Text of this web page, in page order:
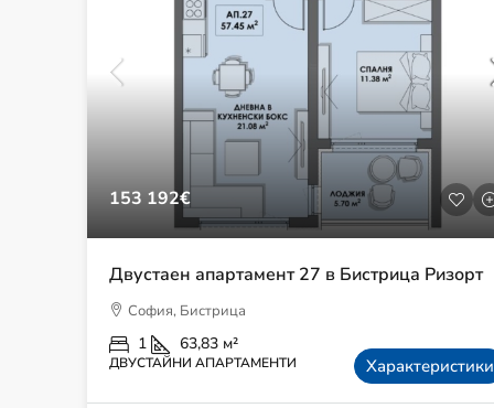
153 192€
Двустаен апартамент 27 в Бистрица Ризорт
София, Бистрица
1 63,83 м²
ДВУСТАЙНИ АПАРТАМЕНТИ Характеристики